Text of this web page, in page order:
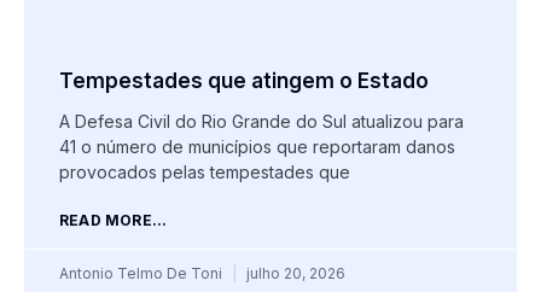
Tempestades que atingem o Estado
A Defesa Civil do Rio Grande do Sul atualizou para
41 o número de municípios que reportaram danos
provocados pelas tempestades que
READ MORE...
Antonio Telmo De Toni julho 20, 2026